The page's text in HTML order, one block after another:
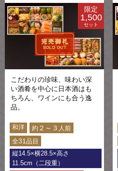
限定
1,500
セット
こだわりの珍味、味わい深
い酒肴を中心に日本酒はも
ちろん、ワインにも合う逸
品。
和洋 約 ２～３ 人前
全31品目
縦14.5×横28.5×高さ
11.5cm（二段重）